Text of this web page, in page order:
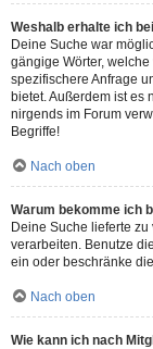
Weshalb erhalte ich
Deine Suche war
gängige Wörter,
spezifischere Anfrage
bietet. Außerdem ist es
nirgends im Forum
Begriffe!
Nach oben
Warum bekomme ich
Deine Suche lieferte
verarbeiten. Benutze
ein oder beschränke
Nach oben
Wie kann ich nach